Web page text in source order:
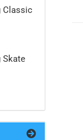
Classic
Skate